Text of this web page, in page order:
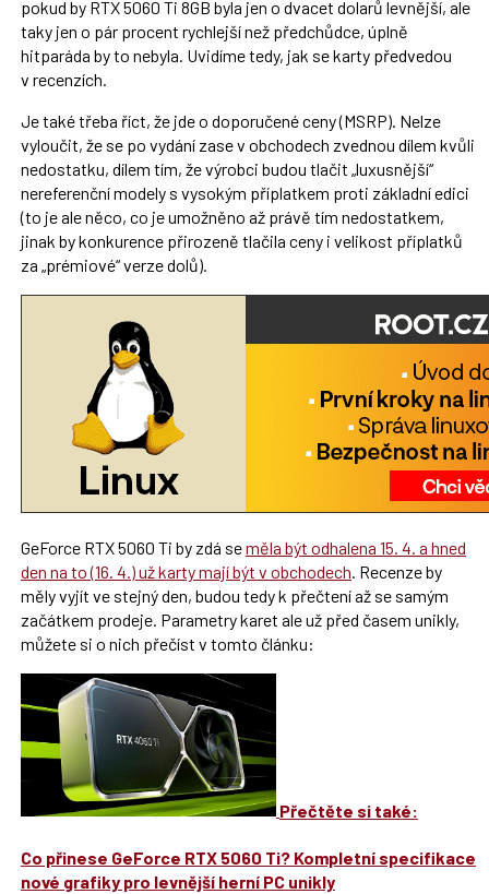
pokud by RTX 5060 Ti 8GB byla jen o dvacet dolarů levnější, ale
taky jen o pár procent rychlejší než předchůdce, úplně
hitparáda by to nebyla. Uvidíme tedy, jak se karty předvedou
v recenzích.
Je také třeba říct, že jde o doporučené ceny (MSRP). Nelze
vyloučit, že se po vydání zase v obchodech zvednou dílem kvůli
nedostatku, dílem tím, že výrobci budou tlačit „luxusnější“
nereferenční modely s vysokým příplatkem proti základní edici
(to je ale něco, co je umožněno až právě tím nedostatkem,
jinak by konkurence přirozeně tlačila ceny i velikost příplatků
za „prémiové“ verze dolů).
GeForce RTX 5060 Ti by zdá seměla být odhalena 15. 4. a hned
den na to (16. 4.) už karty mají být v obchodech . Recenze by
měly vyjít ve stejný den, budou tedy k přečtení až se samým
začátkem prodeje. Parametry karet ale už před časem unikly,
můžete si o nich přečíst v tomto článku:
Přečtěte si také:
Co přinese GeForce RTX 5060 Ti? Kompletní specifikace
nové grafiky pro levnější herní PC unikly